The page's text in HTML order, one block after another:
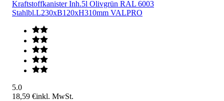
Kraftstoffkanister Inh.5l Olivgrün RAL 6003
Stahlbl.L230xB120xH310mm VALPRO
5.0
18,59 €inkl. MwSt.